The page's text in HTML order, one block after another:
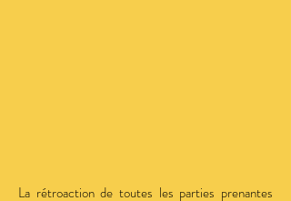
La rétroaction de toutes les parties prenantes